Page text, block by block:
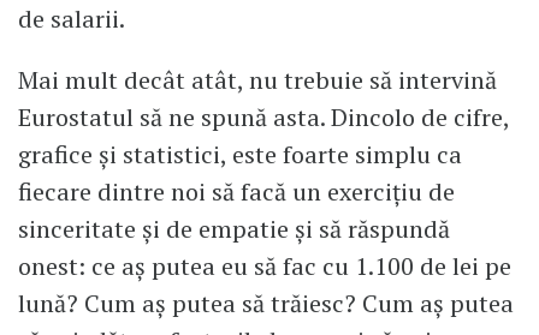
de salarii.
Mai mult decât atât, nu trebuie să intervină
Eurostatul să ne spună asta. Dincolo de cifre,
grafice și statistici, este foarte simplu ca
fiecare dintre noi să facă un exercițiu de
sinceritate și de empatie și să răspundă
onest: ce aș putea eu să fac cu 1.100 de lei pe
lună? Cum aș putea să trăiesc? Cum aș putea